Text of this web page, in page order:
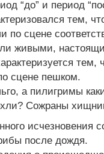
“до” и период
тем,
по сцене
живыми,
сцене пешком.
а пилигримы
Сожраны
исчезновения
после дождя.